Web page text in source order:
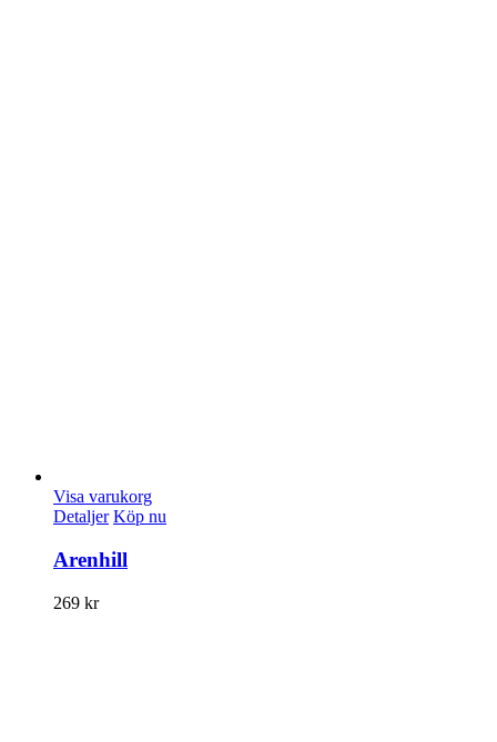
Visa varukorg
Detaljer Köp nu
Arenhill
269 kr